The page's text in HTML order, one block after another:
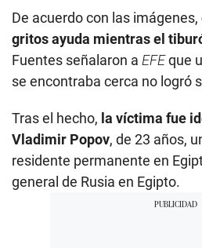
De acuerdo con las imágenes,
gritos ayuda mientras el
Fuentes señalaron a EFEque
se encontraba cerca no logró
Tras el hecho, la víctima fue
Vladimir Popov, de 23 años,
residente permanente en
general de Rusia en Egipto.